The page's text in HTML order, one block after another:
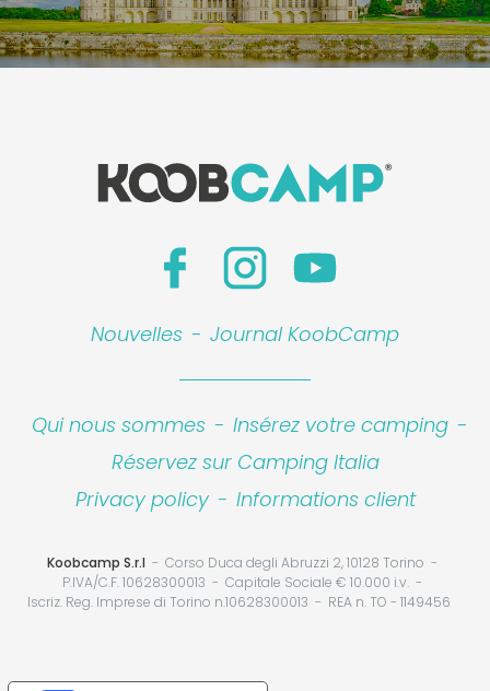
Nouvelles - Journal KoobCamp
Qui nous sommes - Insérez votre camping -
Réservez sur Camping Italia
Privacy policy - Informations client
Koobcamp S.r.l
Corso Duca degli Abruzzi 2, 10128 Torino
P.IVA/C.F. 10628300013
Capitale Sociale € 10.000 i.v.
Iscriz. Reg. Imprese di Torino n.10628300013
REA n. TO - 1149456